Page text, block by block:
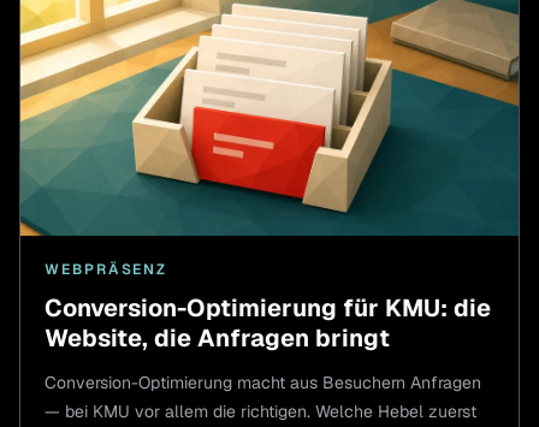
WEBPRÄSENZ
Conversion-Optimierung für KMU: die
Website, die Anfragen bringt
Conversion-Optimierung macht aus Besuchern Anfragen
— bei KMU vor allem die richtigen. Welche Hebel zuerst